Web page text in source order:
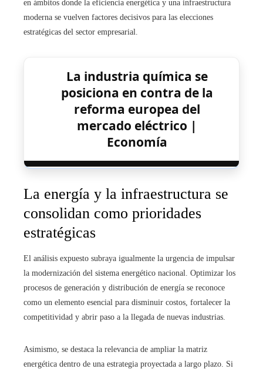
en ámbitos donde la eficiencia energética y una infraestructura
moderna se vuelven factores decisivos para las elecciones
estratégicas del sector empresarial.
La industria química se
posiciona en contra de la
reforma europea del
mercado eléctrico |
Economía
La energía y la infraestructura se
consolidan como prioridades
estratégicas
El análisis expuesto subraya igualmente la urgencia de impulsar
la modernización del sistema energético nacional. Optimizar los
procesos de generación y distribución de energía se reconoce
como un elemento esencial para disminuir costos, fortalecer la
competitividad y abrir paso a la llegada de nuevas industrias.
Asimismo, se destaca la relevancia de ampliar la matriz
energética dentro de una estrategia proyectada a largo plazo. Si